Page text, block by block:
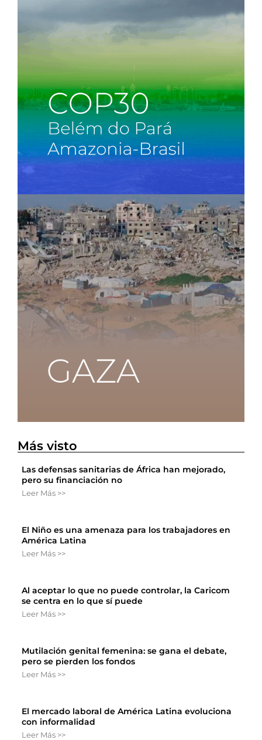
Más visto
Las defensas sanitarias de África han mejorado,
pero su financiación no
Leer Más >>
El Niño es una amenaza para los trabajadores en
América Latina
Leer Más >>
Al aceptar lo que no puede controlar, la Caricom
se centra en lo que sí puede
Leer Más >>
Mutilación genital femenina: se gana el debate,
pero se pierden los fondos
Leer Más >>
El mercado laboral de América Latina evoluciona
con informalidad
Leer Más >>